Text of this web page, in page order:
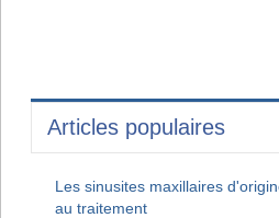
Articles populaires
Les sinusites maxillaires
au traitement